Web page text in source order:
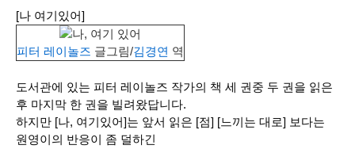
[나 여기있어]
나, 여기 있어
피터 레이놀즈 글그림/김경연 역
도서관에 있는 피터 레이놀즈 작가의 책 세 권중 두 권을 읽은
후 마지막 한 권을 빌려왔답니다.
하지만 [나, 여기있어]는 앞서 읽은 [점] [느끼는 대로] 보다는
원영이의 반응이 좀 덜하긴